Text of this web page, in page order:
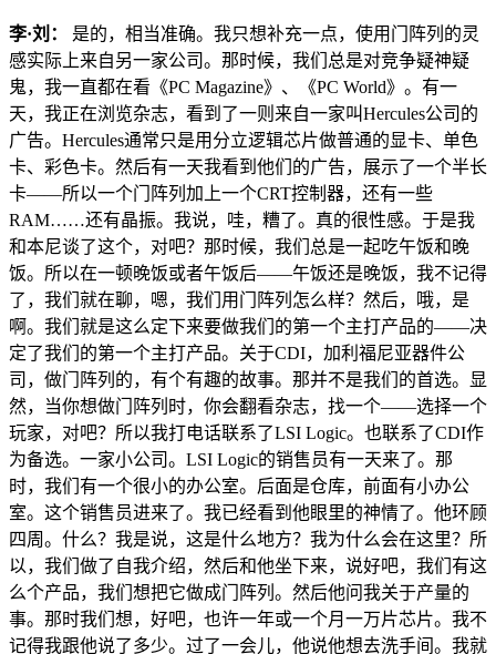
李·刘：
是的，相当准确。我只想补充一点，使用门阵列的灵
感实际上来自另一家公司。那时候，我们总是对竞争疑神疑
鬼，我一直都在看《PC Magazine》、《PC World》。有一
天，我正在浏览杂志，看到了一则来自一家叫Hercules公司的
广告。Hercules通常只是用分立逻辑芯片做普通的显卡、单色
卡、彩色卡。然后有一天我看到他们的广告，展示了一个半长
卡——所以一个门阵列加上一个CRT控制器，还有一些
RAM……还有晶振。我说，哇，糟了。真的很性感。于是我
和本尼谈了这个，对吧？那时候，我们总是一起吃午饭和晚
饭。所以在一顿晚饭或者午饭后——午饭还是晚饭，我不记得
了，我们就在聊，嗯，我们用门阵列怎么样？然后，哦，是
啊。我们就是这么定下来要做我们的第一个主打产品的——决
定了我们的第一个主打产品。关于CDI，加利福尼亚器件公
司，做门阵列的，有个有趣的故事。那并不是我们的首选。显
然，当你想做门阵列时，你会翻看杂志，找一个——选择一个
玩家，对吧？所以我打电话联系了LSI Logic。也联系了CDI作
为备选。一家小公司。LSI Logic的销售员有一天来了。那
时，我们有一个很小的办公室。后面是仓库，前面有小办公
室。这个销售员进来了。我已经看到他眼里的神情了。他环顾
四周。什么？我是说，这是什么地方？我为什么会在这里？所
以，我们做了自我介绍，然后和他坐下来，说好吧，我们有这
么个产品，我们想把它做成门阵列。然后他问我关于产量的
事。那时我们想，好吧，也许一年或一个月一万片芯片。我不
记得我跟他说了多少。过了一会儿，他说他想去洗手间。我就